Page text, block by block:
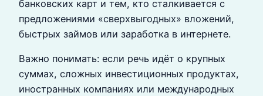
банковских карт и тем, кто сталкивается с
предложениями «сверхвыгодных» вложений,
быстрых займов или заработка в интернете.
Важно понимать: если речь идёт о крупных
суммах, сложных инвестиционных продуктах,
иностранных компаниях или международных